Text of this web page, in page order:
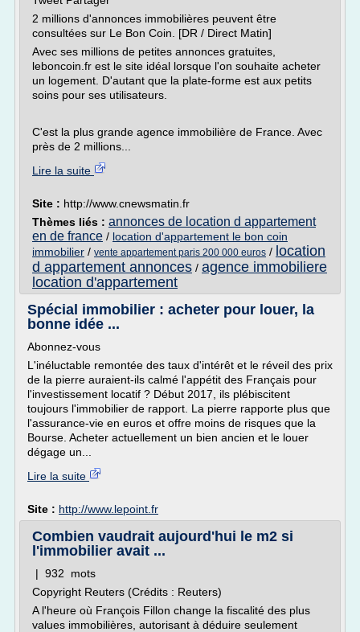
2 millions d'annonces immobilières peuvent être
consultées sur Le Bon Coin. [DR / Direct Matin]
Avec ses millions de petites annonces gratuites,
leboncoin.fr est le site idéal lorsque l'on souhaite acheter
un logement. D'autant que la plate-forme est aux petits
soins pour ses utilisateurs.
C'est la plus grande agence immobilière de France. Avec
près de 2 millions...
Lire la suite
Site : http://www.cnewsmatin.fr
Thèmes liés : annonces de location d appartement
en de france / location d'appartement le bon coin
immobilier / vente appartement paris 200 000 euros / location
d appartement annonces / agence immobiliere
location d'appartement
Spécial immobilier : acheter pour louer, la
bonne idée ...
Abonnez-vous
L'inéluctable remontée des taux d'intérêt et le réveil des prix
de la pierre auraient-ils calmé l'appétit des Français pour
l'investissement locatif ? Début 2017, ils plébiscitent
toujours l'immobilier de rapport. La pierre rapporte plus que
l'assurance-vie en euros et offre moins de risques que la
Bourse. Acheter actuellement un bien ancien et le louer
dégage un...
Lire la suite
Site : http://www.lepoint.fr
Combien vaudrait aujourd'hui le m2 si
l'immobilier avait ...
| 932 mots
Copyright Reuters (Crédits : Reuters)
A l'heure où François Fillon change la fiscalité des plus
values immobilières, autorisant à déduire seulement